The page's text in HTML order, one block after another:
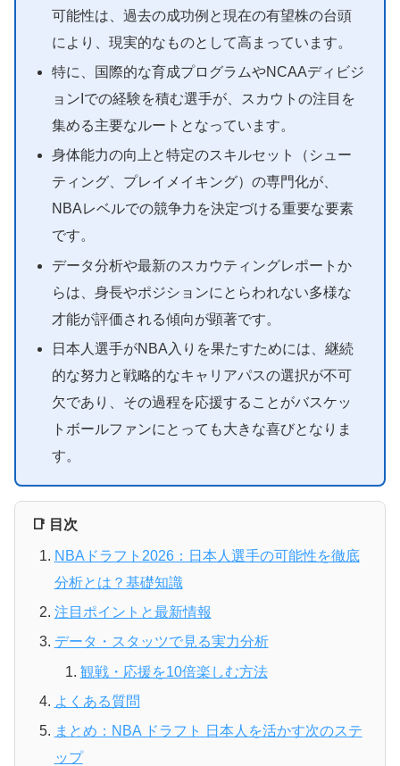
可能性は、過去の成功例と現在の有望株の台頭
により、現実的なものとして高まっています。
特に、国際的な育成プログラムやNCAAディビジ
ョンIでの経験を積む選手が、スカウトの注目を
集める主要なルートとなっています。
身体能力の向上と特定のスキルセット（シュー
ティング、プレイメイキング）の専門化が、
NBAレベルでの競争力を決定づける重要な要素
です。
データ分析や最新のスカウティングレポートか
らは、身長やポジションにとらわれない多様な
才能が評価される傾向が顕著です。
日本人選手がNBA入りを果たすためには、継続
的な努力と戦略的なキャリアパスの選択が不可
欠であり、その過程を応援することがバスケッ
トボールファンにとっても大きな喜びとなりま
す。
📑 目次
NBAドラフト2026：日本人選手の可能性を徹底
分析とは？基礎知識
注目ポイントと最新情報
データ・スタッツで見る実力分析
観戦・応援を10倍楽しむ方法
よくある質問
まとめ：NBA ドラフト 日本人を活かす次のステ
ップ